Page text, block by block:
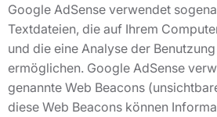
Google AdSense verwendet
Textdateien, die auf Ihrem
und die eine Analyse der
ermöglichen. Google AdSense
genannte Web Beacons
diese Web Beacons können